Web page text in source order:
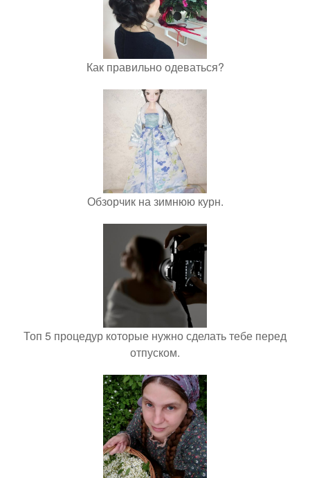
Как правильно одеваться?
Обзорчик на зимнюю курн.
Топ 5 процедур которые нужно сделать тебе перед
отпуском.